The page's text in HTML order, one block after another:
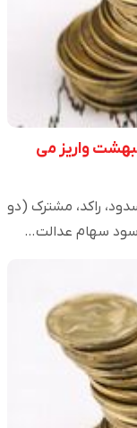
واریز می
راکد، مشترک (دو
سود سهام عدالت…